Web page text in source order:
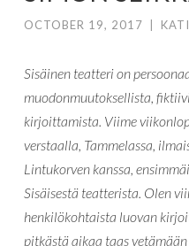
OCTOBER 19, 2017
Sisäinen teatteri on
muodonmuutoksellista,
kirjoittamista. Viime
verstaalla, Tammelassa,
Lintukorven kanssa,
Sisäisestä teatterista. Olen
henkilökohtaista luovan
pitkästä aikaa taas